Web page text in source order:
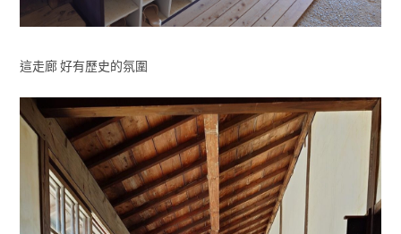
這走廊 好有歷史的氛圍